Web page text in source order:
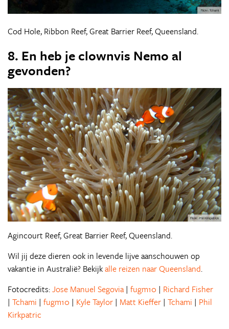
Cod Hole, Ribbon Reef, Great Barrier Reef, Queensland.
8. En heb je clownvis Nemo al
gevonden?
Agincourt Reef, Great Barrier Reef, Queensland.
Wil jij deze dieren ook in levende lijve aanschouwen op
vakantie in Australië? Bekijkalle reizen naar Queensland.
Fotocredits:Jose Manuel Segovia | fugm10 | Richard Fisher
| Tchami | fugm10 | Kyle Taylor | Matt Kieffer | Tchami | Phil
Kirkpatric